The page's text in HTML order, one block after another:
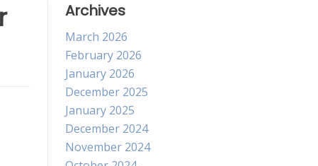
Archives
March 2026
February 2026
January 2026
December 2025
January 2025
December 2024
November 2024